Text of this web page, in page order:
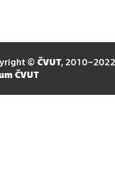
© ČVUT, 2010–2022
ČVUT